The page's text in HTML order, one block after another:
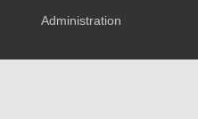
Administration